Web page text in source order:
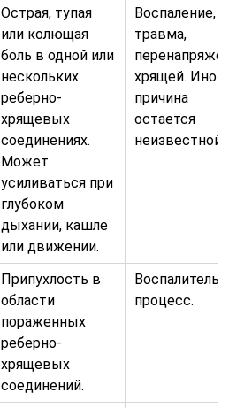
Острая, тупая
или колющая
боль в одной или
нескольких
реберно-
хрящевых
соединениях.
Может
усиливаться при
глубоком
дыхании, кашле
или движении.
Воспаление,
травма,
хрящей.
причина
остается
неизвестной.
Припухлость в
области
пораженных
реберно-
хрящевых
соединений.
процесс.